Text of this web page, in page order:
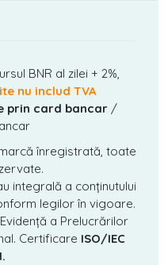
BNR al zilei + 2%,
nu includ TVA
prin card bancar /
înregistrată, toate
integrală a conținutului
legilor în vigoare.
a Prelucrărilor
Certificare ISO/IEC